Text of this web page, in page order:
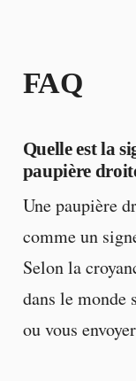
FAQ
Quelle est la
paupière
Une paupière
comme un
Selon la
dans le monde
ou vous